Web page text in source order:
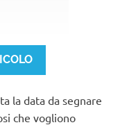
la data da segnare
che vogliono